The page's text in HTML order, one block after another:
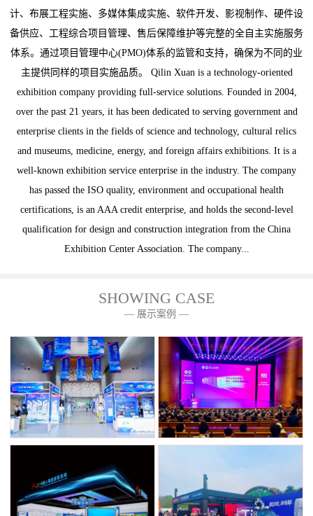
计、布展工程实施、多媒体集成实施、软件开发、影视制作、硬件设
备供应、工程综合项目管理、售后保障维护等完整的全自主实施服务
体系。通过项目管理中心(PMO)体系的监管和支持，确保为不同的业
主提供同样的项目实施品质。 Qilin Xuan is a technology-oriented
exhibition company providing full-service solutions. Founded in 2004,
over the past 21 years, it has been dedicated to serving government and
enterprise clients in the fields of science and technology, cultural relics
and museums, medicine, energy, and foreign affairs exhibitions. It is a
well-known exhibition service enterprise in the industry. The company
has passed the ISO quality, environment and occupational health
certifications, is an AAA credit enterprise, and holds the second-level
qualification for design and construction integration from the China
Exhibition Center Association. The company...
SHOWING CASE
— 展示案例 —